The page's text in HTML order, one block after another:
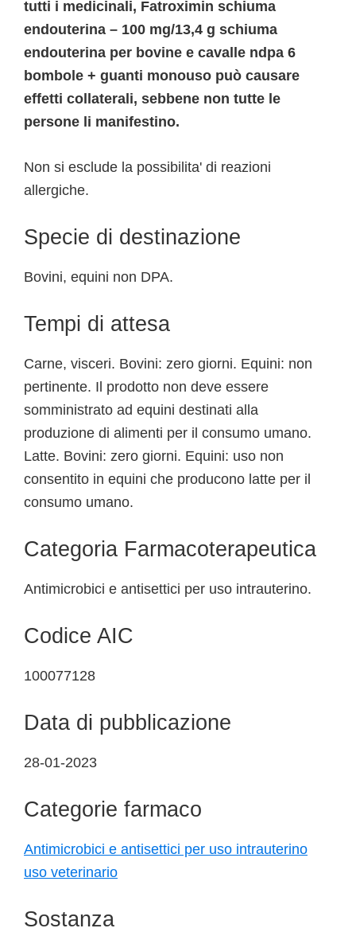
tutti i medicinali, Fatroximin schiuma
endouterina – 100 mg/13,4 g schiuma
endouterina per bovine e cavalle ndpa 6
bombole + guanti monouso può causare
effetti collaterali, sebbene non tutte le
persone li manifestino.
Non si esclude la possibilita' di reazioni
allergiche.
Specie di destinazione
Bovini, equini non DPA.
Tempi di attesa
Carne, visceri. Bovini: zero giorni. Equini: non
pertinente. Il prodotto non deve essere
somministrato ad equini destinati alla
produzione di alimenti per il consumo umano.
Latte. Bovini: zero giorni. Equini: uso non
consentito in equini che producono latte per il
consumo umano.
Categoria Farmacoterapeutica
Antimicrobici e antisettici per uso intrauterino.
Codice AIC
100077128
Data di pubblicazione
28-01-2023
Categorie farmaco
Antimicrobici e antisettici per uso intrauterino
uso veterinario
Sostanza